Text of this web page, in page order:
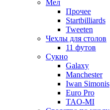
Мел
Прочее
Startbilliards
Tweeten
Чехлы для столов
11 футов
Сукно
Galaxy
Manchester
Iwan Simonis
Euro Pro
TAO-MI